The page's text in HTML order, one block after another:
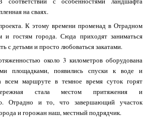
на сваях.
К этому времени променад в Отрадном
гостям города. Сюда приходят заниматься
с детьми и просто любоваться закатами.
около 3 километров оборудована
площадками, появились спуски к воде и
всем маршруте в темное время суток горят
стала местом притяжения и
Отрадно и то, что завершающий участок
и горожан наш, местный подрядчик.